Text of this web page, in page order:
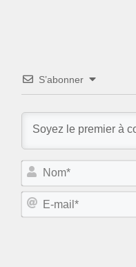
S’abonner